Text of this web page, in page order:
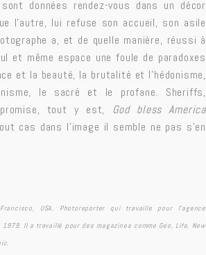
données rendez-vous dans un décor
l’autre, lui refuse son accueil, son asile
a, et de quelle manière, réussi à
et même espace une foule de paradoxes
et la beauté, la brutalité et l’hédonisme,
le sacré et le profane. Sheriffs,
tout y est, God bless America
cas dans l’image il semble ne pas s’en
USA. Photoreporter qui travaille pour l’agence
Il a travaillé pour des magazines comme Geo, Life, New